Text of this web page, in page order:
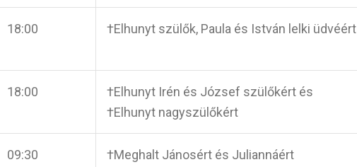
18:00 †Elhunyt szülők, Paula és István lelki üdvéért
18:00
†Elhunyt Irén és József szülőkért és
†Elhunyt nagyszülőkért
09:30 †Meghalt Jánosért és Juliannáért